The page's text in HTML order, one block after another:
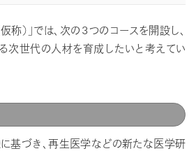
）」では、次の３つのコースを開設し、
次世代の人材を育成したいと考えてい
基づき、再生医学などの新たな医学研